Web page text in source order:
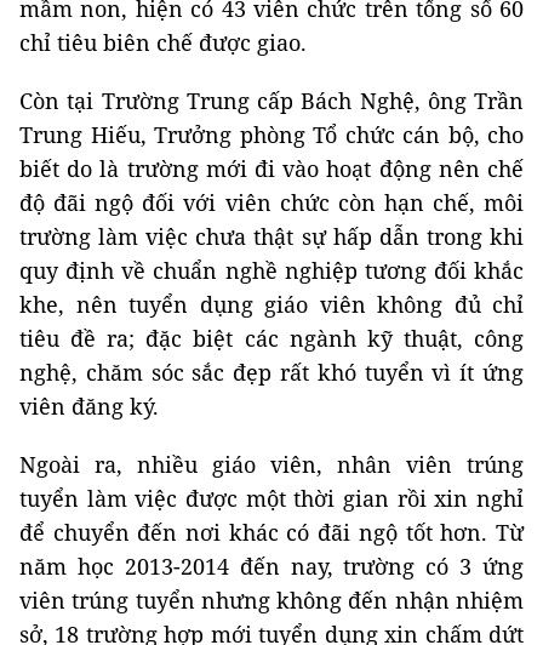
mầm non, hiện có 43 viên chức trên tổng số 60
chỉ tiêu biên chế được giao.
Còn tại Trường Trung cấp Bách Nghệ, ông Trần
Trung Hiếu, Trưởng phòng Tổ chức cán bộ, cho
biết do là trường mới đi vào hoạt động nên chế
độ đãi ngộ đối với viên chức còn hạn chế, môi
trường làm việc chưa thật sự hấp dẫn trong khi
quy định về chuẩn nghề nghiệp tương đối khắc
khe, nên tuyển dụng giáo viên không đủ chỉ
tiêu đề ra; đặc biệt các ngành kỹ thuật, công
nghệ, chăm sóc sắc đẹp rất khó tuyển vì ít ứng
viên đăng ký.
Ngoài ra, nhiều giáo viên, nhân viên trúng
tuyển làm việc được một thời gian rồi xin nghỉ
để chuyển đến nơi khác có đãi ngộ tốt hơn. Từ
năm học 2013-2014 đến nay, trường có 3 ứng
viên trúng tuyển nhưng không đến nhận nhiệm
sở, 18 trường hợp mới tuyển dụng xin chấm dứt